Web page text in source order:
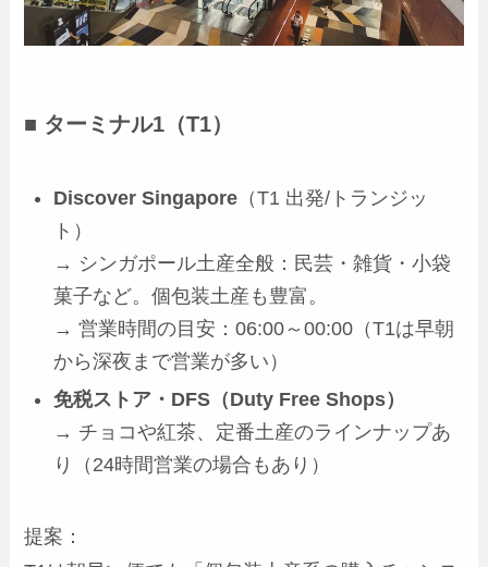
■ ターミナル1（T1）
Discover Singapore （T1 出発/トランジッ
ト）
→ シンガポール土産全般：民芸・雑貨・小袋
菓子など。個包装土産も豊富。
→ 営業時間の目安：06:00～00:00（T1は早朝
から深夜まで営業が多い）
免税ストア・DFS（Duty Free Shops）
→ チョコや紅茶、定番土産のラインナップあ
り（24時間営業の場合もあり）
提案：